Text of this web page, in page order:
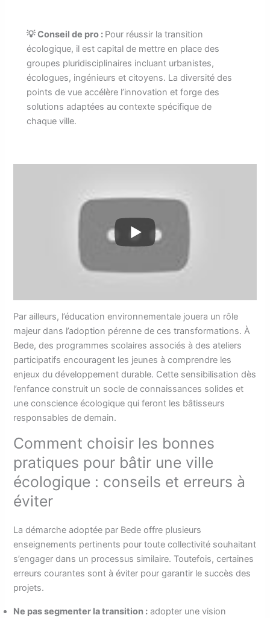
💡 Conseil de pro : Pour réussir la transition
écologique, il est capital de mettre en place des
groupes pluridisciplinaires incluant urbanistes,
écologues, ingénieurs et citoyens. La diversité des
points de vue accélère l’innovation et forge des
solutions adaptées au contexte spécifique de
chaque ville.
Par ailleurs, l’éducation environnementale jouera un rôle
majeur dans l’adoption pérenne de ces transformations. À
Bede, des programmes scolaires associés à des ateliers
participatifs encouragent les jeunes à comprendre les
enjeux du développement durable. Cette sensibilisation dès
l’enfance construit un socle de connaissances solides et
une conscience écologique qui feront les bâtisseurs
responsables de demain.
Comment choisir les bonnes
pratiques pour bâtir une ville
écologique : conseils et erreurs à
éviter
La démarche adoptée par Bede offre plusieurs
enseignements pertinents pour toute collectivité souhaitant
s’engager dans un processus similaire. Toutefois, certaines
erreurs courantes sont à éviter pour garantir le succès des
projets.
Ne pas segmenter la transition : adopter une vision